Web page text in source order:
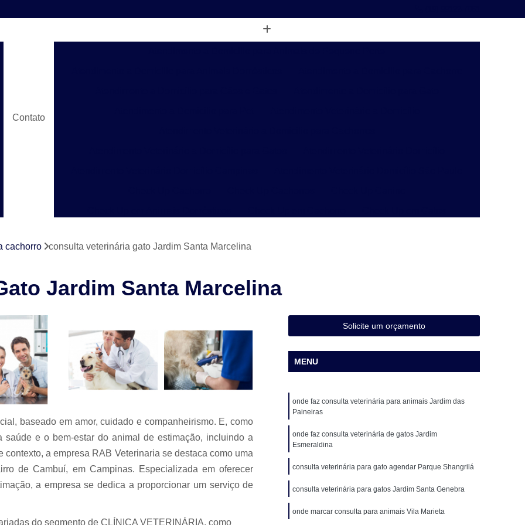
Contato
Check-up Veterinário em Cachorro
Cirurgia em Animais Campinas
Cirurgia em Animais de Grande Porte
Cirurgia Ortopédica em Cachorro
Cirurgia Ortopédica para Cachorro
Cirurgia Ortopédica Veterinária
Cirurgia para Animais de Médio Porte
Cirurgia para Cachorros de Pequeno Porte
Cirurgia para Gatos
Cirurgia de Castração de Cachorro
Cirurgia de Catarata em Cães
Cirurgia de Catarata para Cachorro
Cirurgia de Patela em Cachorro
Cirurgia em Cachorro Idoso
Cirurgia Luxação de Patela Cães
Cirurgia para Cachorro Campinas
Cirurgia para Cachorro São Paulo
Cirurgia para Cães
Clínica 24 Horas Veterinária
Clínica Veterinária
Clínica Veterinária 24 Horas
Clínica Veterinária com Atendimento a Domicílio
cachorro consulta veterinária gato Jardim Santa Marcelina
Jardim Santa Marcelina
baseado em amor, cuidado e companheirismo. E, como
saúde e o bem-estar do animal de estimação, incluindo a
a empresa RAB Veterinaria se destaca como uma
de Cambuí, em Campinas. Especializada em oferecer
a empresa se dedica a proporcionar um serviço de
do segmento de CLÍNICA VETERINÁRIA, como
Solicite um orçamento
MENU
onde faz consulta veterinária para animais Jardim das
Paineiras
onde faz consulta veterinária de gatos Jardim
Esmeraldina
consulta veterinária para gato agendar Parque Shangrilá
consulta veterinária para gatos Jardim Santa Genebra
onde marcar consulta para animais Vila Marieta